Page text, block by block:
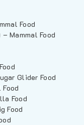
Food
Mammal Food
Glider Food
Food
Food